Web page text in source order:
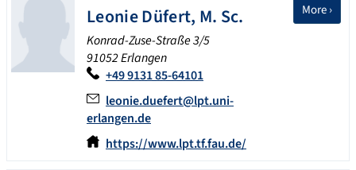
LeonieDüfert, M. Sc.
Konrad-Zuse-Straße 3/5
91052 Erlangen
+49 9131 85-64101
leonie.duefert@lpt.uni-
erlangen.de
https://www.lpt.tf.fau.de/
More ›